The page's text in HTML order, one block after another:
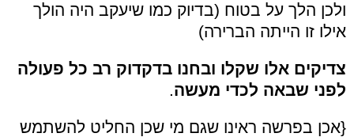
ולכן הלך על בטוח (בדיוק כמו שיעקב היה הולך
אילו זו הייתה הברירה)
צדיקים אלו שקלו ובחנו בדקדוק רב כל פעולה
לפני שבאה לכדי מעשה.
{אכן בפרשה ראינו שגם מי שכן החליט להשתמש